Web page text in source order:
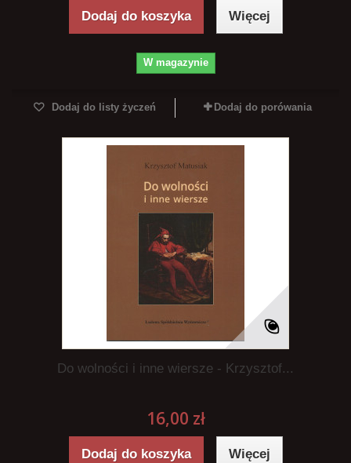
Dodaj do koszyka Więcej
W magazynie
Dodaj do listy życzeń Dodaj do porówania
Do wolności i inne wiersze - Krzysztof...
16,00 zł
Dodaj do koszyka Więcej